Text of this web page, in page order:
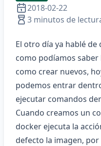
2018-02-22
3 minutos de
El otro día ya hablé de
como podíamos
como crear nuevos,
podemos entrar
ejecutar comandos
Cuando creamos un
docker ejecuta la
defecto la imagen,